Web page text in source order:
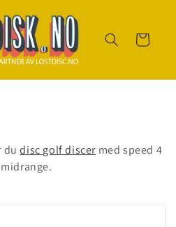
Handlekurv
dudisc golf discer med speed 4
in this collection.